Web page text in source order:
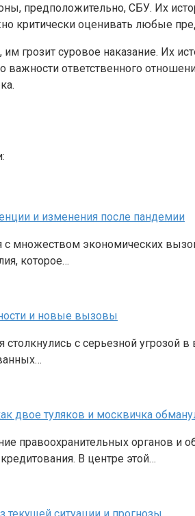
предположительно, СБУ. Их
критически оценивать любые
грозит суровое наказание. Их
ответственного
и изменения после пандемии
с множеством экономических
которое…
и новые вызовы
столкнулись с серьезной
двое туляков и москвичка
правоохранительных органов и
В центре этой…